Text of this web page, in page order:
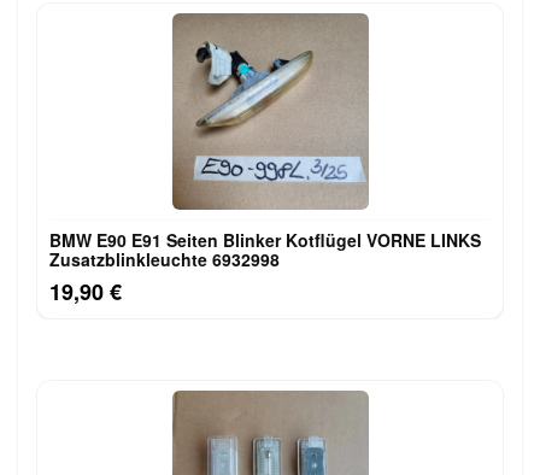
BMW E90 E91 Seiten Blinker Kotflügel VORNE LINKS
Zusatzblinkleuchte 6932998
19,90 €